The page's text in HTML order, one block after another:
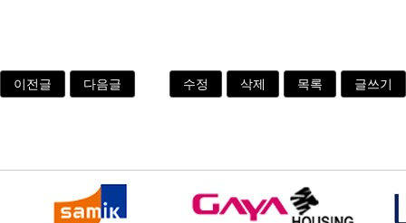
이전글 다음글 수정 삭제 목록 글쓰기